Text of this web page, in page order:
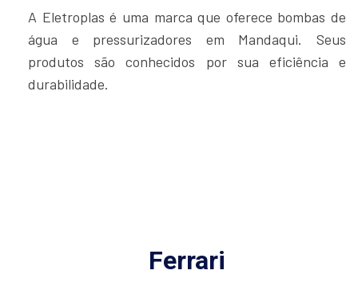
A Eletroplas é uma marca que oferece bombas de
água e pressurizadores em Mandaqui. Seus
produtos são conhecidos por sua eficiência e
durabilidade.
Ferrari